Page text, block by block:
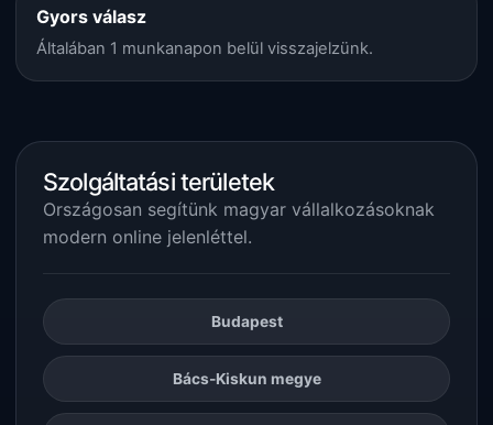
Gyors válasz
Általában 1 munkanapon belül visszajelzünk.
Szolgáltatási területek
Országosan segítünk magyar vállalkozásoknak
modern online jelenléttel.
Budapest
Bács-Kiskun megye